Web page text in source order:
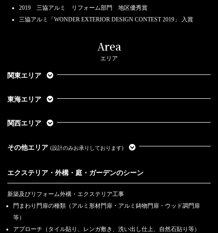
2019 三協アルミ リフォーム部門 地区優秀賞
三協アルミ「WONDER EXTERIOR DESIGN CONTEST 2019」 入賞
Area
エリア
関東エリア
東海エリア
関西エリア
その他エリア (設計のみお承りしております)
エクステリア・外構・庭・ガーデンのシーン
新築及びリフォーム外構・エクステリア工事
門まわり門扉の種類（アルミ形材門扉・アルミ鋳物門扉・ウッド調門扉
等）
アプローチ（タイル貼り、レンガ敷き、洗い出し仕上、自然石貼り等）